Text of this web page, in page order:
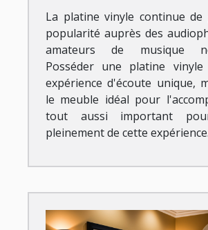
La platine vinyle continue de
popularité auprès des
amateurs de musique
Posséder une platine
expérience d'écoute unique,
le meuble idéal pour
tout aussi important
pleinement de cette